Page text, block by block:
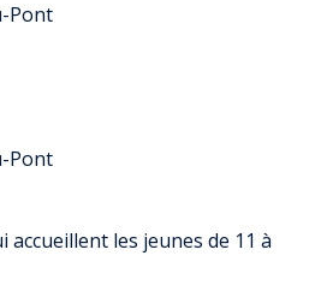
Pont
Pont
accueillent les jeunes de 11 à